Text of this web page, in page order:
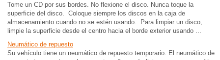
Tome un CD por sus bordes. No flexione el disco. Nunca toque la
superficie del disco. Coloque siempre los discos en la caja de
almacenamiento cuando no se estén usando. Para limpiar un disco,
limpie la superficie desde el centro hacia el borde exterior usando ...
Neumático de repuesto
Su vehículo tiene un neumático de repuesto temporario. El neumático de